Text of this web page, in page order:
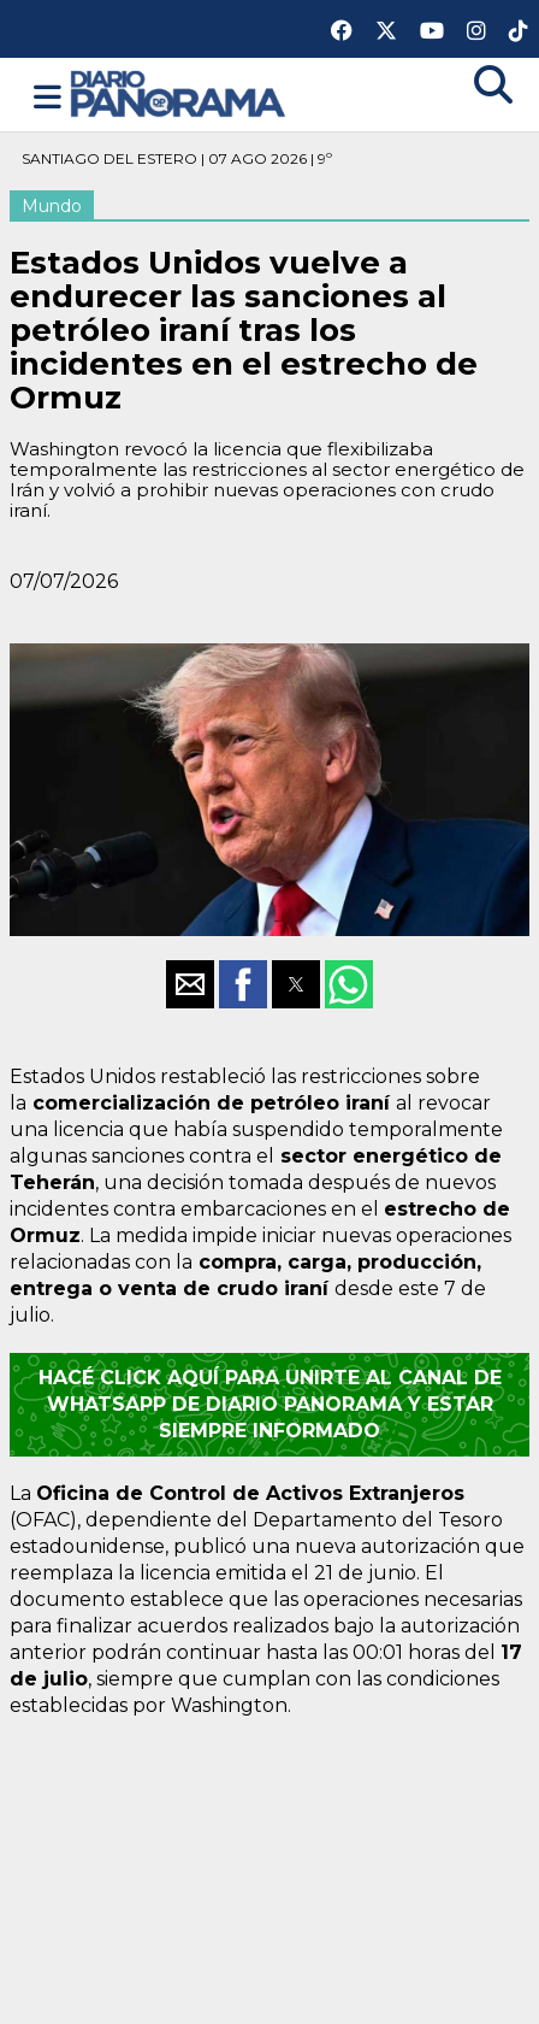
SANTIAGO DEL ESTERO | 07 AGO 2026 | 9º
Mundo
Estados Unidos vuelve a
endurecer las sanciones al
petróleo iraní tras los
incidentes en el estrecho de
Ormuz
Washington revocó la licencia que flexibilizaba
temporalmente las restricciones al sector energético de
Irán y volvió a prohibir nuevas operaciones con crudo
iraní.
07/07/2026
Estados Unidos restableció las restricciones sobre
la comercialización de petróleo iraní al revocar
una licencia que había suspendido temporalmente
algunas sanciones contra el
sector energético de
Teherán, una decisión tomada después de nuevos
incidentes contra embarcaciones en el estrecho de
Ormuz. La medida impide iniciar nuevas operaciones
relacionadas con la compra, carga, producción,
entrega o venta de crudo iraní desde este 7 de
julio.
HACÉ CLICK AQUÍ PARA UNIRTE AL CANAL DE
WHATSAPP DE DIARIO PANORAMA Y ESTAR
SIEMPRE INFORMADO
La Oficina de Control de Activos Extranjeros
(OFAC), dependiente del Departamento del Tesoro
estadounidense, publicó una nueva autorización que
reemplaza la licencia emitida el 21 de junio. El
documento establece que las operaciones necesarias
para finalizar acuerdos realizados bajo la autorización
anterior podrán continuar hasta las 00:01 horas del 17
de julio, siempre que cumplan con las condiciones
establecidas por Washington.